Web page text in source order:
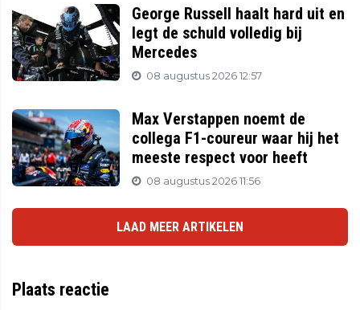
George Russell haalt hard uit en
legt de schuld volledig bij
Mercedes
08 augustus 2026 12:57
Max Verstappen noemt de
collega F1-coureur waar hij het
meeste respect voor heeft
08 augustus 2026 11:56
LAAD MEER ARTIKELEN
Plaats reactie